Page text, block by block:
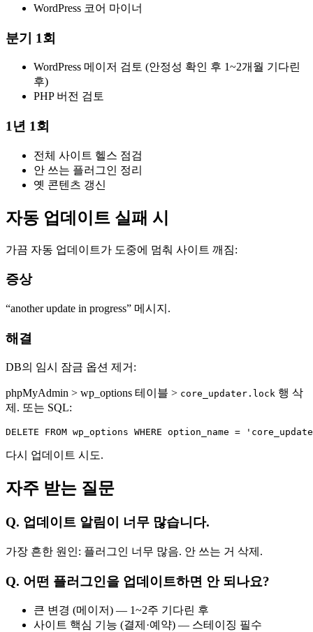
WordPress 코어 마이너
분기 1회
WordPress 메이저 검토 (안정성 확인 후 1~2개월 기다린
후)
PHP 버전 검토
1년 1회
전체 사이트 헬스 점검
안 쓰는 플러그인 정리
옛 콘텐츠 갱신
자동 업데이트 실패 시
가끔 자동 업데이트가 도중에 멈춰 사이트 깨짐:
증상
“another update in progress” 메시지.
해결
DB의 임시 잠금 옵션 제거:
phpMyAdmin > wp_options 테이블 > core_updater.lock 행 삭
제. 또는 SQL:
다시 업데이트 시도.
자주 받는 질문
Q. 업데이트 알림이 너무 많습니다.
가장 흔한 원인: 플러그인 너무 많음. 안 쓰는 거 삭제.
Q. 어떤 플러그인을 업데이트하면 안 되나요?
큰 변경 (메이저) — 1~2주 기다린 후
사이트 핵심 기능 (결제·예약) — 스테이징 필수